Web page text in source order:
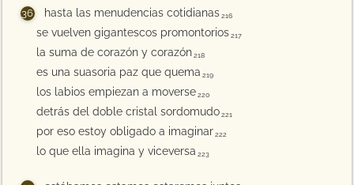
hasta las menudencias cotidianas 216
se vuelven gigantescos promontorios 217
la suma de corazón y corazón 218
es una suasoria paz que quema 219
los labios empiezan a moverse 220
detrás del doble cristal sordomudo 221
por eso estoy obligado a imaginar 222
lo que ella imagina y viceversa 223